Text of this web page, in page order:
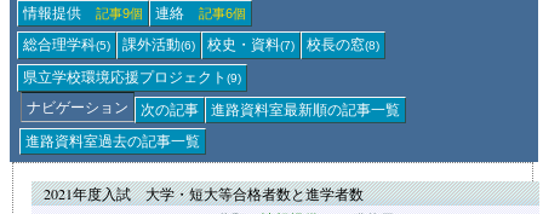
情報提供記事9個 連絡記事6個
総合理学科(5) 課外活動(6) 校史・資料(7) 校長の窓(8)
県立学校環境応援プロジェクト(9)
ナビゲーション 次の記事 進路資料室最新順の記事一覧
進路資料室過去の記事一覧
2021年度入試 大学・短大等合格者数と進学者数